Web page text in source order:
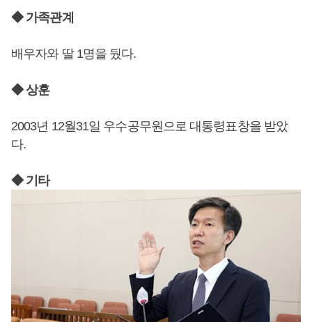
◆ 가족관계
배우자와 딸 1명을 뒀다.
◆ 상훈
2003년 12월31일 우수공무원으로 대통령표창을 받았
다.
◆ 기타